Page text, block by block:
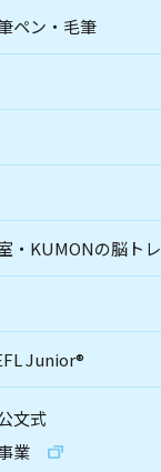
ペン・毛筆
・KUMONの脳トレ
Junior®
文式
業